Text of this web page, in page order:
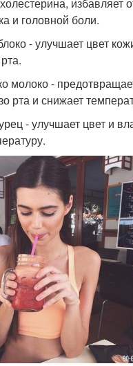
и головной боли.
- улучшает цвет
молоко -
рта и снижает
- улучшает цвет и